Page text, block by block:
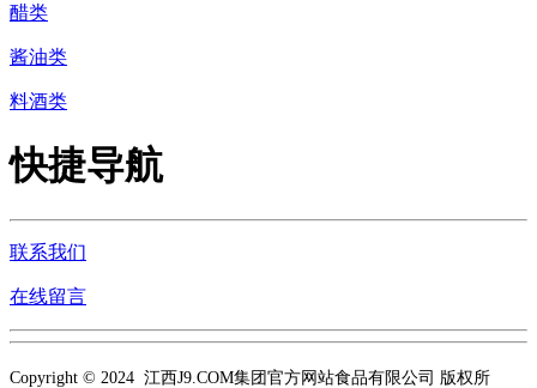
醋类
酱油类
料酒类
快捷导航
联系我们
在线留言
Copyright © 2024 江西J9.COM集团官方网站食品有限公司 版权所